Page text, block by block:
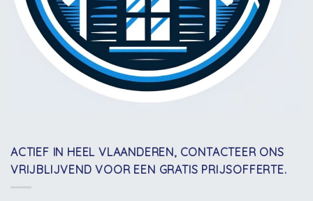
ACTIEF IN HEEL VLAANDEREN, CONTACTEER ONS
VRIJBLIJVEND VOOR EEN GRATIS PRIJSOFFERTE.